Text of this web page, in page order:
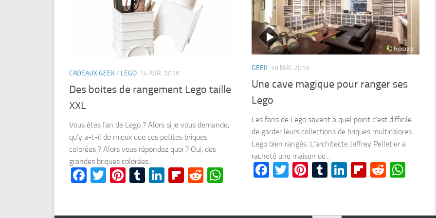
CADEAUX GEEK/ LEGO 14 AVR, 2016
Des boites de rangement Lego taille
XXL
Vous êtes fan de Lego ? Alors si je vous demande,
qu’y a-t-il de mieux que ces petites briques
colorées ? Alors vous répondez quoi ? Oui, des
grandes briques colorées...
Facebook
Twitter
Pinterest
Tumblr
LinkedIn
Flipboard
RedditWhatsApp
GEEK 18 MAI, 2015
Une cave magique pour ranger ses
Lego
Les fans de Lego savent à quel point c’est difficile
de garder leurs collections de briques multicolores
Lego bien rangés. L’architecte Jeffrey Pelletier a
racheté une maison de...
Facebook
Twitter
Pinterest
Tumblr
LinkedIn
Flipboard
Reddit